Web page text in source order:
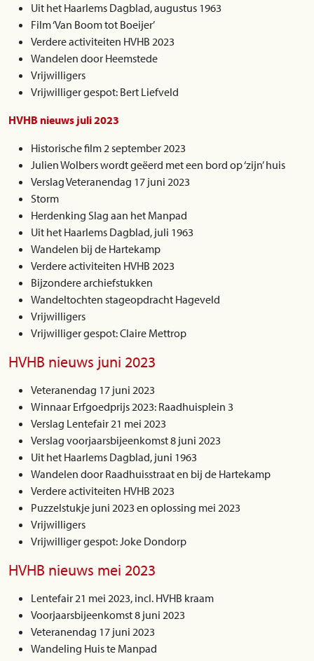
Uit het Haarlems Dagblad, augustus 1963
Film ‘Van Boom tot Boeijer’
Verdere activiteiten HVHB 2023
Wandelen door Heemstede
Vrijwilligers
Vrijwilliger gespot: Bert Liefveld
HVHB nieuws juli 2023
Historische film 2 september 2023
Julien Wolbers wordt geëerd met een bord op ‘zijn’ huis
Verslag Veteranendag 17 juni 2023
Storm
Herdenking Slag aan het Manpad
Uit het Haarlems Dagblad, juli 1963
Wandelen bij de Hartekamp
Verdere activiteiten HVHB 2023
Bijzondere archiefstukken
Wandeltochten stageopdracht Hageveld
Vrijwilligers
Vrijwilliger gespot: Claire Mettrop
HVHB nieuws juni 2023
Veteranendag 17 juni 2023
Winnaar Erfgoedprijs 2023: Raadhuisplein 3
Verslag Lentefair 21 mei 2023
Verslag voorjaarsbijeenkomst 8 juni 2023
Uit het Haarlems Dagblad, juni 1963
Wandelen door Raadhuisstraat en bij de Hartekamp
Verdere activiteiten HVHB 2023
Puzzelstukje juni 2023 en oplossing mei 2023
Vrijwilligers
Vrijwilliger gespot: Joke Dondorp
HVHB nieuws mei 2023
Lentefair 21 mei 2023, incl. HVHB kraam
Voorjaarsbijeenkomst 8 juni 2023
Veteranendag 17 juni 2023
Wandeling Huis te Manpad